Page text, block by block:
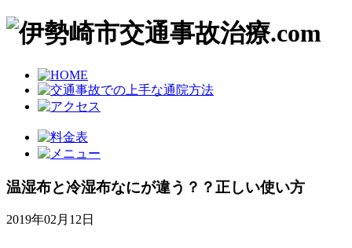
温湿布と冷湿布なにが違う？？正しい使い方
2019年02月12日